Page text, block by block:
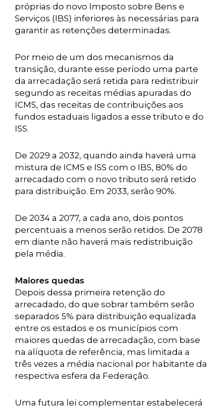
próprias do novo Imposto sobre Bens e
Serviços (IBS) inferiores às necessárias para
garantir as retenções determinadas.
Por meio de um dos mecanismos da
transição, durante esse período uma parte
da arrecadação será retida para redistribuir
segundo as receitas médias apuradas do
ICMS, das receitas de contribuições aos
fundos estaduais ligados a esse tributo e do
ISS.
De 2029 a 2032, quando ainda haverá uma
mistura de ICMS e ISS com o IBS, 80% do
arrecadado com o novo tributo será retido
para distribuição. Em 2033, serão 90%.
De 2034 a 2077, a cada ano, dois pontos
percentuais a menos serão retidos. De 2078
em diante não haverá mais redistribuição
pela média.
Maiores quedas
Depois dessa primeira retenção do
arrecadado, do que sobrar também serão
separados 5% para distribuição equalizada
entre os estados e os municípios com
maiores quedas de arrecadação, com base
na alíquota de referência, mas limitada a
três vezes a média nacional por habitante da
respectiva esfera da Federação.
Uma futura lei complementar estabelecerá